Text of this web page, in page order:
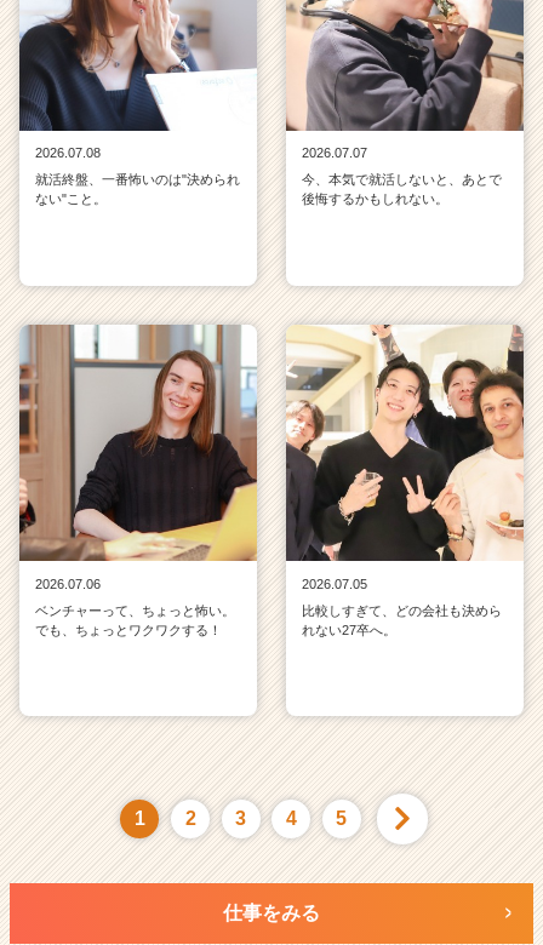
2026.07.08
就活終盤、一番怖いのは"決められ
ない"こと。
2026.07.07
今、本気で就活しないと、あとで
後悔するかもしれない。
2026.07.06
ベンチャーって、ちょっと怖い。
でも、ちょっとワクワクする！
2026.07.05
比較しすぎて、どの会社も決めら
れない27卒へ。
1 2 3 4 5
仕事をみる